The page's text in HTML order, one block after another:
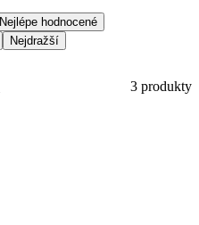
Nejlépe hodnocené
Nejdražší
3 produkty